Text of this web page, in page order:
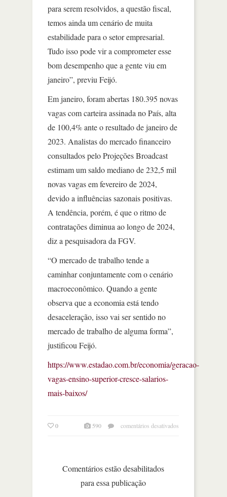
para serem resolvidos, a questão fiscal,
temos ainda um cenário de muita
estabilidade para o setor empresarial.
Tudo isso pode vir a comprometer esse
bom desempenho que a gente viu em
janeiro”, previu Feijó.
Em janeiro, foram abertas 180.395 novas
vagas com carteira assinada no País, alta
de 100,4% ante o resultado de janeiro de
2023. Analistas do mercado financeiro
consultados pelo Projeções Broadcast
estimam um saldo mediano de 232,5 mil
novas vagas em fevereiro de 2024,
devido a influências sazonais positivas.
A tendência, porém, é que o ritmo de
contratações diminua ao longo de 2024,
diz a pesquisadora da FGV.
“O mercado de trabalho tende a
caminhar conjuntamente com o cenário
macroeconômico. Quando a gente
observa que a economia está tendo
desaceleração, isso vai ser sentido no
mercado de trabalho de alguma forma”,
justificou Feijó.
https://www.estadao.com.br/economia/geracao-
vagas-ensino-superior-cresce-salarios-
mais-baixos/
0 590 comentários desativados
Comentários estão desabilitados
para essa publicação